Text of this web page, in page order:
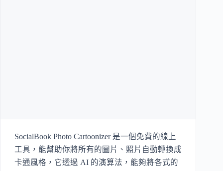
SocialBook Photo Cartoonizer 是一個免費的線上
工具，能幫助你將所有的圖片、照片自動轉換成
卡通風格，它透過 AI 的演算法，能夠將各式的